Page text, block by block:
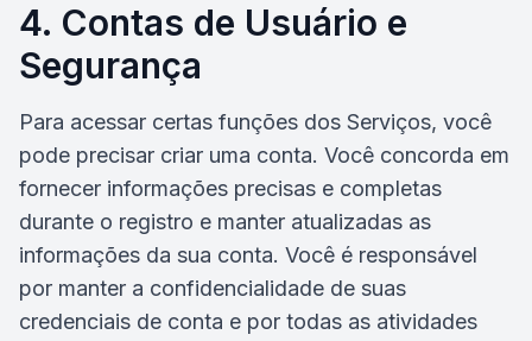
4. Contas de Usuário e
Segurança
Para acessar certas funções dos Serviços, você
pode precisar criar uma conta. Você concorda em
fornecer informações precisas e completas
durante o registro e manter atualizadas as
informações da sua conta. Você é responsável
por manter a confidencialidade de suas
credenciais de conta e por todas as atividades